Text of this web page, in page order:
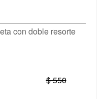
con doble resorte
$ 550